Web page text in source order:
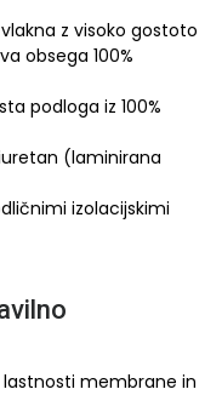
z visoko gostoto
obsega 100%
podloga iz 100%
(laminirana
izolacijskimi
membrane in